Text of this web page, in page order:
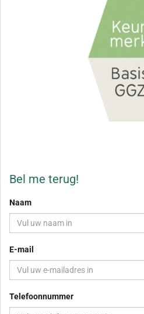
Bel me terug!
Naam
E-mail
Telefoonnummer